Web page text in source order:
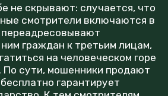
не скрывают: случается, что
смотрители включаются в
граждан к третьим лицам,
на человеческом горе
По сути, мошенники продают
гарантирует